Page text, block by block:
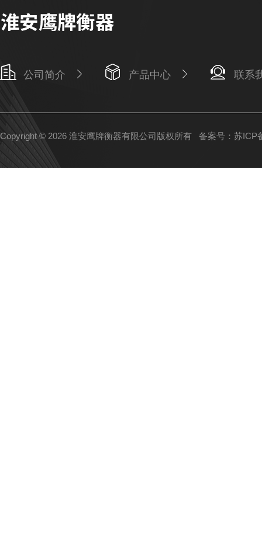
公司简介 产品中心 联系
Copyright © 2026 淮安鹰牌衡器有限公司版权所有 备案号：苏ICP